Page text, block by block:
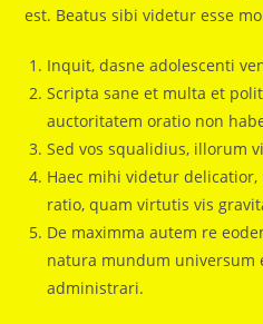
est. Beatus sibi videtur esse
Inquit, dasne adolescenti
Scripta sane et multa et
auctoritatem oratio non
Sed vos squalidius, illorum
Haec mihi videtur
ratio, quam virtutis vis
De maximma autem re
natura mundum universum
administrari.